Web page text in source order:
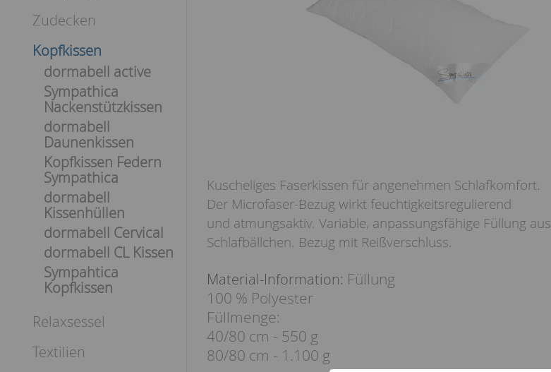
Zudecken
Kopfkissen
dormabell active
Sympathica
Nackenstützkissen
dormabell
Daunenkissen
Kopfkissen Federn
Sympathica
dormabell
Kissenhüllen
dormabell Cervical
dormabell CL Kissen
Sympahtica
Kopfkissen
Relaxsessel
Textilien
Kuscheliges Faserkissen für angenehmen Schlafkomfort.
Der Microfaser-Bezug wirkt feuchtigkeitsregulierend
und atmungsaktiv. Variable, anpassungsfähige Füllung aus
Schlafbällchen. Bezug mit Reißverschluss.
Material-Information: Füllung
100 % Polyester
Füllmenge:
40/80 cm - 550 g
80/80 cm - 1.100 g